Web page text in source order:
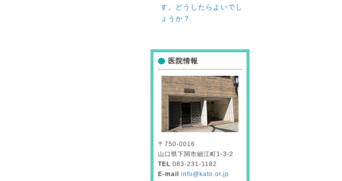
す。どうしたらよいでし
ょうか？
医院情報
〒750-0016
山口県下関市細江町1-3-2
TEL 083-231-1182
E-mail
info@kato.or.jp